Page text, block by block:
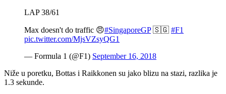
LAP 38/61
Max doesn't do traffic 😠#SingaporeGP🇸🇬 #F1
pic.twitter.com/MjsVZsyQG1
— Formula 1 (@F1) September 16, 2018
Niže u poretku, Bottas i Raikkonen su jako blizu na stazi, razlika je
1.3 sekunde.